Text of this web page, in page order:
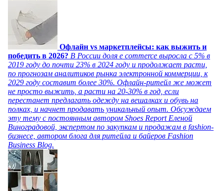
Офлайн vs маркетплейсы: как выжить и
победить в 2026? В России доля e commerce выросла с 5% в
2019 году до почти 23% в 2024 году и продолжает расти,
по прогнозам аналитиков рынка электронной коммерции, к
2029 году составит более 30%. Офлайн-ритейл же может
не просто выжить, а расти на 20-30% в год, если
перестанет предлагать одежду на вешалках и обувь на
полках, и начнет продавать уникальный опыт. Обсуждаем
эту тему с постоянным автором Shoes Report Еленой
Виноградовой, экспертом по закупкам и продажам в fashion-
бизнесе, автором блога для ритейла и байеров Fashion
Business Blog.